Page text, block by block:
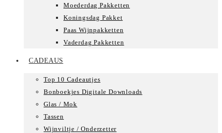
Moederdag Pakketten
Koningsdag Pakket
Paas Wijnpakketten
Vaderdag Pakketten
CADEAUS
Top 10 Cadeautjes
Bonboekjes Digitale Downloads
Glas / Mok
Tassen
Wijnviltje / Onderzetter